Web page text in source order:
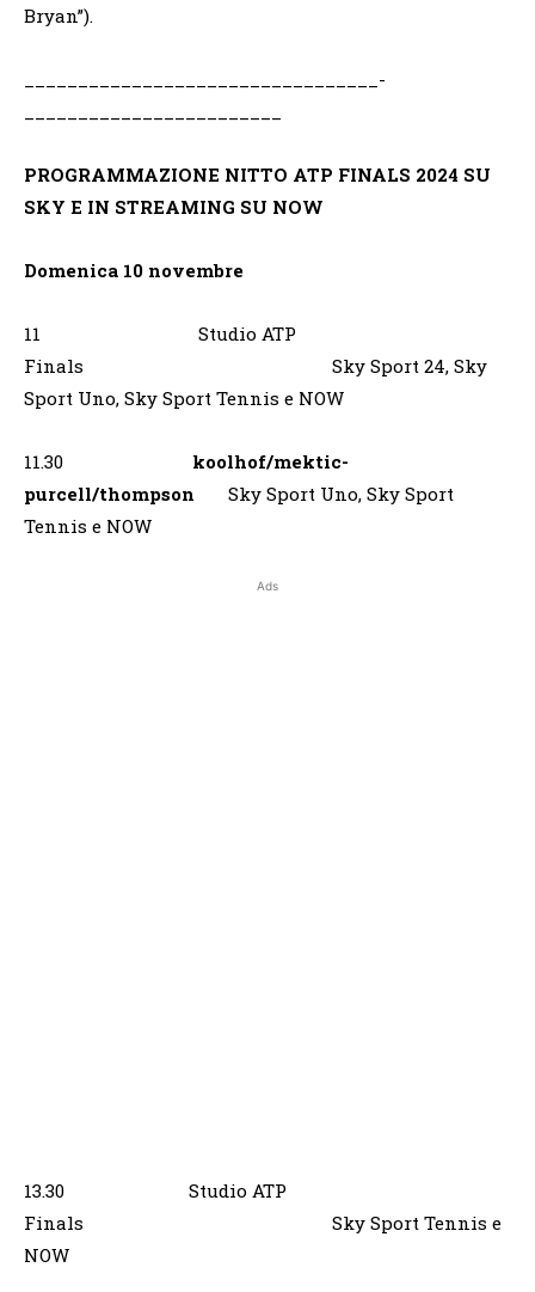
Bryan”).
_________________________________­­­­­
PROGRAMMAZIONE NITTO ATP FINALS 2024 SU
SKY E IN STREAMING SU NOW
Domenica 10 novembre
11 Studio ATP
Finals Sky Sport 24, Sky
Sport Uno, Sky Sport Tennis e NOW
11.30 koolhof/mektic-
purcell/thompson Sky Sport Uno, Sky Sport
Tennis e NOW
Ads
13.30 Studio ATP
Finals Sky Sport Tennis e
NOW